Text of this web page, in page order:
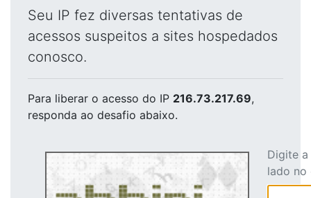
Seu IP fez diversas tentativas de
acessos suspeitos a sites hospedados
conosco.
Para liberar o acesso do IP 216.73.217.69,
responda ao desafio abaixo.
Digite
lado no